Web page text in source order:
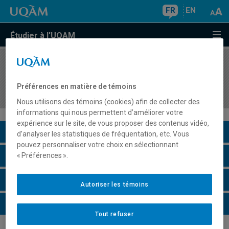
FR EN
Étudier à l'UQAM
COURS//
services : théories et applications
Description du cours
Horaire - Été 2026
Horaire - Automne 2026
Horaire - Hiver 2027
Préférences en matière de témoins
Nous utilisons des témoins (cookies) afin de collecter des
informations qui nous permettent d’améliorer votre
expérience sur le site, de vous proposer des contenus vidéo,
d’analyser les statistiques de fréquentation, etc. Vous
pouvez personnaliser votre choix en sélectionnant
« Préférences ».
Tout refuser
Autoriser les témoins